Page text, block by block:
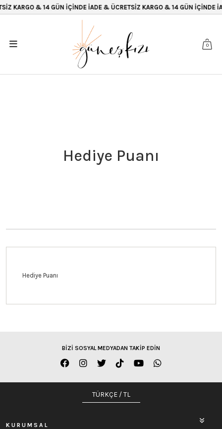
KARGO & 14 GÜN İÇİNDE İADE & ÜCRETSİZ KARGO & 14 GÜN İÇİNDE
0
Hediye Puanı
Hediye Puanı
BİZİ SOSYAL MEDYADAN TAKİP EDİN
TÜRKÇE / TL
KURUMSAL